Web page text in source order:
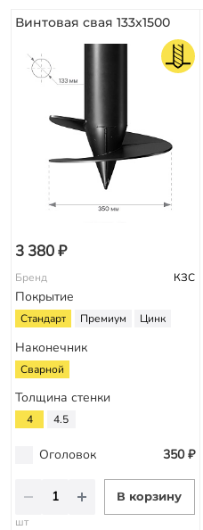
Винтовая свая 133х1500
3 380 ₽
Бренд КЗС
Покрытие
Стандарт Премиум Цинк
Наконечник
Сварной
Толщина стенки
4 4.5
Оголовок 350 ₽
В корзину
шт